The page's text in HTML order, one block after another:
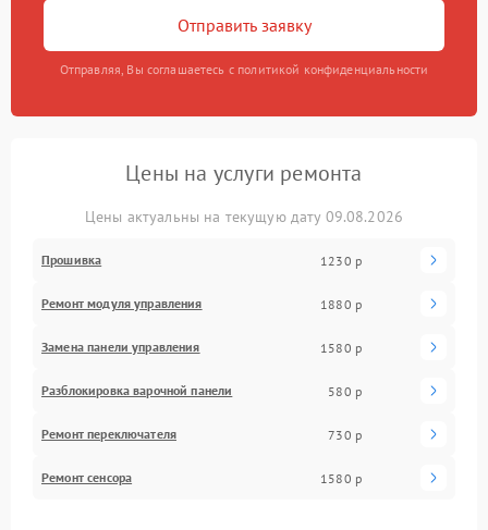
Отправить заявку
Отправляя, Вы соглашаетесь с политикой конфиденциальности
Цены на услуги ремонта
Цены актуальны на текущую дату 09.08.2026
Прошивка 1230 р
Ремонт модуля управления 1880 р
Замена панели управления 1580 р
Разблокировка варочной панели 580 р
Ремонт переключателя 730 р
Ремонт сенсора 1580 р